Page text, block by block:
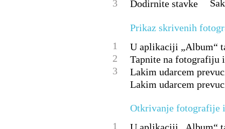
3
Dodirnite stavke
Prikaz skrivenih
1
U aplikaciji „Album“
2
Tapnite na fotografiju
3
Lakim udarcem
Lakim udarcem
Otkrivanje fotografije
1